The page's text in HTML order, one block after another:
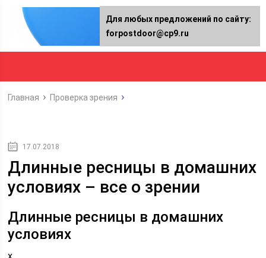
Главная Проверка зрения
17.07.2018
Длинные ресницы в домашних
условиях – все о зрении
Длинные ресницы в домашних
условиях
Для любых предложений по сайту:
forpostdoor@cp9.ru